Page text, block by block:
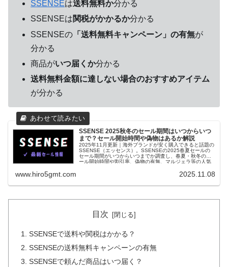
SSENSEは送料無料か分かる
SSENSEは関税がかかるか分かる
SSENSEの 「送料無料キャンペーン」の有無が
分かる
商品がいつ届くか分かる
送料無料金額に達しない場合のおすすめアイテム
が分かる
SSENSE 2025秋冬のセール期間はいつからいつ
まで？セール開始時間や偽物はあるか解説
2025年11月更新｜海外ブランドが安く購入できると話題の
SSENSE（エッセンス）。SSENSEの2025春夏セールの
セール期間がいつからいつまでか調査し、春夏・秋冬のセ
ール開始時間や割引率、偽物の有無、マルジェラ等の人気
www.hiro5gmt.com 2025.11.08
目次
SSENSEで送料や関税はかかる？
SSENSEの送料無料キャンペーンの有無
SSENSEで頼んだ商品はいつ届く？